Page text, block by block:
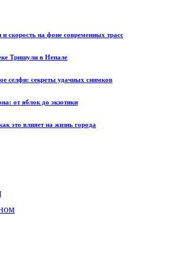
скорость на фоне современных трасс
Тришули в Непале
селфи: секреты удачных снимков
от яблок до экзотики
это влияет на жизнь города